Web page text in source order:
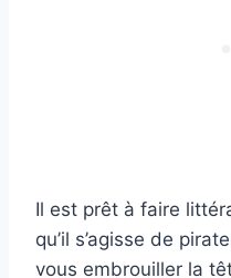
Il est prêt à faire
qu’il s’agisse de
vous embrouiller la